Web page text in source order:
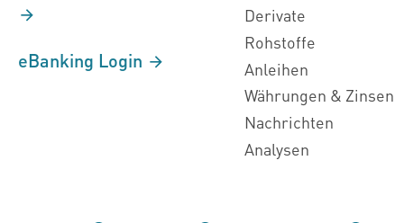
eBanking Login
Derivate
Rohstoffe
Anleihen
Währungen & Zinsen
Nachrichten
Analysen